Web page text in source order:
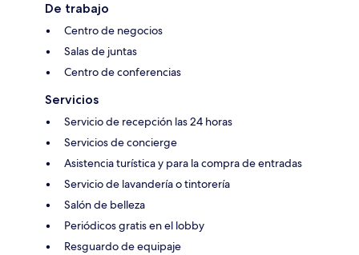
De trabajo
Centro de negocios
Salas de juntas
Centro de conferencias
Servicios
Servicio de recepción las 24 horas
Servicios de concierge
Asistencia turística y para la compra de entradas
Servicio de lavandería o tintorería
Salón de belleza
Periódicos gratis en el lobby
Resguardo de equipaje